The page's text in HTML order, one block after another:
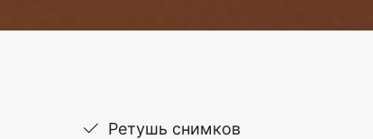
Ретушь снимков